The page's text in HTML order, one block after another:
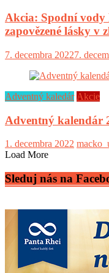
Akcia: Spodní vody
zapovězené lásky v
7. decembra 20227.
Adventný kaledár Akcie
Adventný kalendár
1. decembra 2022
Load More
Sleduj nás na